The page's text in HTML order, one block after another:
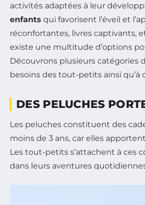
activités adaptées à leur
enfants qui favorisent l’éveil et
réconfortantes, livres captivants,
existe une multitude d’options
Découvrons plusieurs catégories
besoins des tout-petits ainsi qu’à
DES PELUCHES
Les peluches constituent des
moins de 3 ans, car elles
Les tout-petits s’attachent à ces
dans leurs aventures